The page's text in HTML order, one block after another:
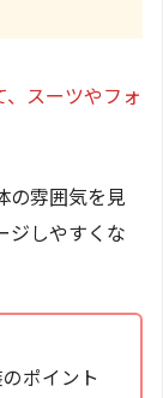
スーツやフォ
の雰囲気を見
ジしやすくな
ポイント